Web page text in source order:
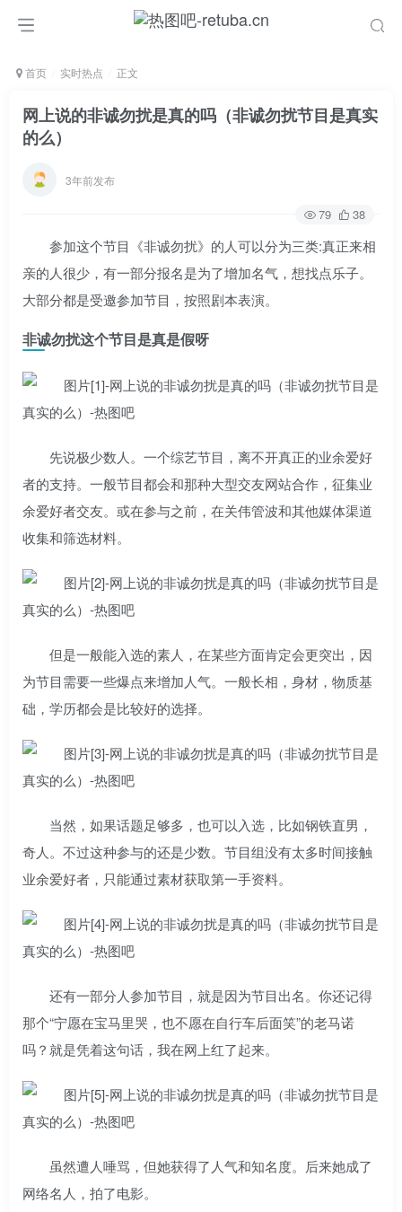
首页 实时热点 正文
网上说的非诚勿扰是真的吗（非诚勿扰节目是真实
的么）
3年前发布
79 38
参加这个节目《非诚勿扰》的人可以分为三类:真正来相
亲的人很少，有一部分报名是为了增加名气，想找点乐子。
大部分都是受邀参加节目，按照剧本表演。
非诚勿扰这个节目是真是假呀
先说极少数人。一个综艺节目，离不开真正的业余爱好
者的支持。一般节目都会和那种大型交友网站合作，征集业
余爱好者交友。或在参与之前，在关伟管波和其他媒体渠道
收集和筛选材料。
但是一般能入选的素人，在某些方面肯定会更突出，因
为节目需要一些爆点来增加人气。一般长相，身材，物质基
础，学历都会是比较好的选择。
当然，如果话题足够多，也可以入选，比如钢铁直男，
奇人。不过这种参与的还是少数。节目组没有太多时间接触
业余爱好者，只能通过素材获取第一手资料。
还有一部分人参加节目，就是因为节目出名。你还记得
那个“宁愿在宝马里哭，也不愿在自行车后面笑”的老马诺
吗？就是凭着这句话，我在网上红了起来。
虽然遭人唾骂，但她获得了人气和知名度。后来她成了
网络名人，拍了电影。